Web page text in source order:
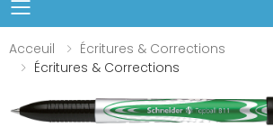
Basculer le menu
Acceuil
Écritures & Corrections
Écritures & Corrections